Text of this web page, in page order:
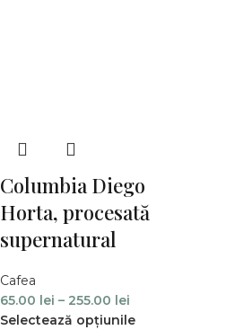
Columbia Diego
Horta, procesată
supernatural
Cafea
65.00 lei – 255.00 lei
Selectează opțiunile